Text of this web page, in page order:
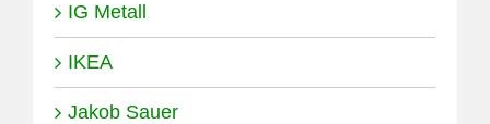
IG Metall
IKEA
Jakob Sauer